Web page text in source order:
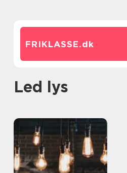
FRIKLASSE.dk
led lys